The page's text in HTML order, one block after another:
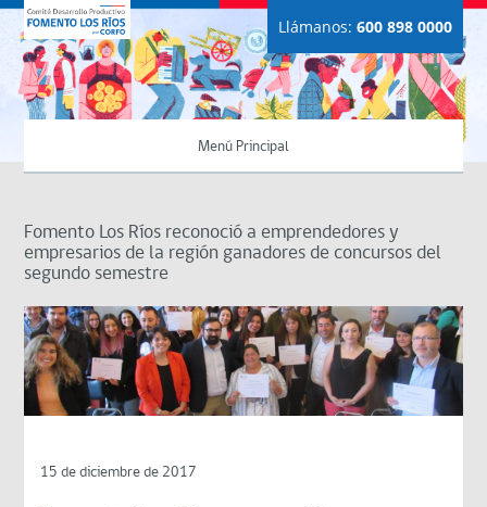
Llámanos: 600 898 0000
Menú Principal
Fomento Los Ríos reconoció a emprendedores y
empresarios de la región ganadores de concursos del
segundo semestre
15 de diciembre de 2017